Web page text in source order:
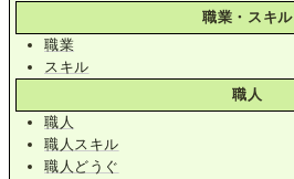
職業・スキル
職業
スキル
職人
職人
職人スキル
職人どうぐ